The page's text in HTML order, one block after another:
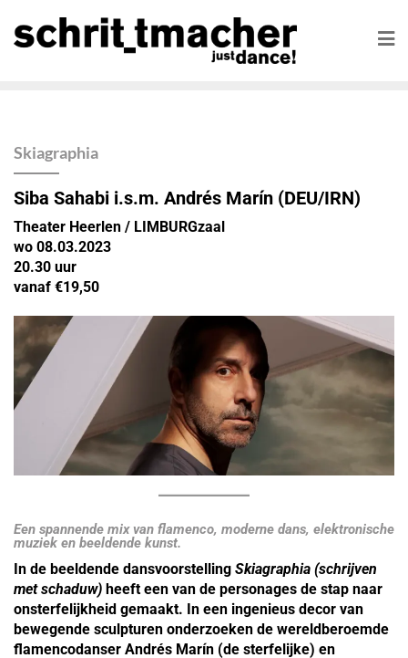
Skiagraphia
Siba Sahabi i.s.m. Andrés Marín (DEU/IRN)
Theater Heerlen / LIMBURGzaal
wo 08.03.2023
20.30 uur
vanaf €19,50
Een spannende mix van flamenco, moderne dans, elektronische
muziek en beeldende kunst.
In de beeldende dansvoorstelling Skiagraphia (schrijven
met schaduw) heeft een van de personages de stap naar
onsterfelijkheid gemaakt. In een ingenieus decor van
bewegende sculpturen onderzoeken de wereldberoemde
flamencodanser Andrés Marín (de sterfelijke) en